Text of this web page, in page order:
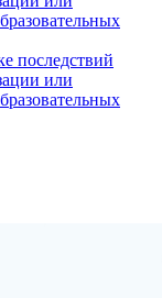
последствий
или